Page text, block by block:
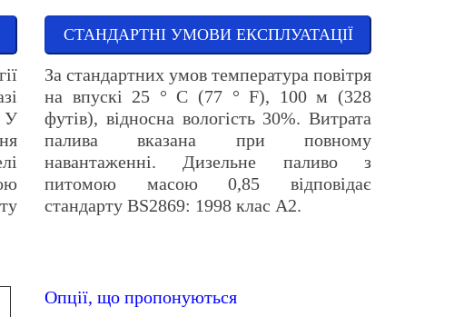
У
СТАНДАРТНІ УМОВИ ЕКСПЛУАТАЦІЇ
За стандартних умов температура повітря
на впускі 25 ° С (77 ° F), 100 м (328
футів), відносна вологість 30%. Витрата
палива вказана при повному
навантаженні. Дизельне паливо з
питомою масою 0,85 відповідає
стандарту BS2869: 1998 клас А2.
Опції, що пропонуються